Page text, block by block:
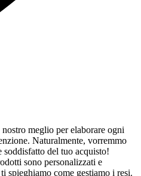
meglio per elaborare ogni
Naturalmente, vorremmo
soddisfatto del tuo acquisto!
sono personalizzati e
spieghiamo come gestiamo i resi.